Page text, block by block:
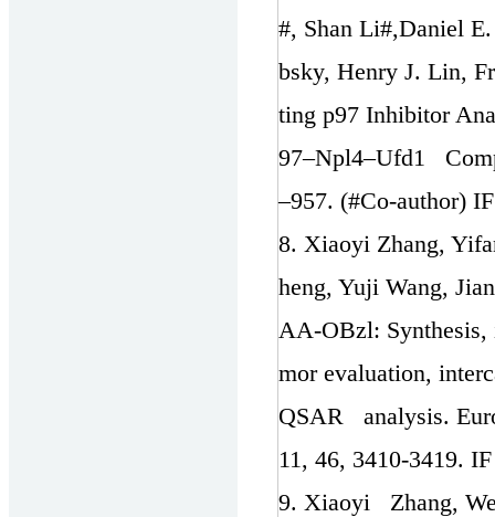
#, Shan Li#,Daniel
bsky, Henry J. Lin,
ting p97 Inhibitor
97–Npl4–Ufd1
–957. (#Co-author)
8. Xiaoyi Zhang,
heng, Yuji Wang,
AA-OBzl:
mor evaluation,
QSAR analysis.
11, 46, 3410-3419.
9. Xiaoyi Zhang,